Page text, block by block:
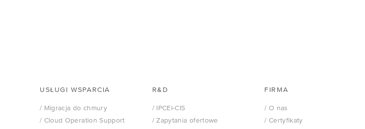
USŁUGI WSPARCIA
/ Migracja do chmury
/ Cloud Operation Support
R&D
/ IPCEI-CIS
/ Zapytania ofertowe
FIRMA
/ O nas
/ Certyfikaty